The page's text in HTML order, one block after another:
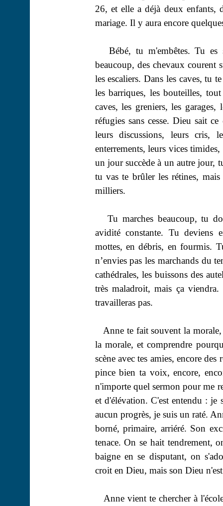
26, et ellea déjà deux enfants,
mariage. Il y aura encore
Bébé, tu m'embêtes. Tu
beaucoup, des chevaux courent
les escaliers. Dans les caves, tu
les barriques, les bouteilles,
caves, les greniers, les
réfugies sans cesse. Dieu sait
leurs discussions, leurs cris,
enterrements, leurs vices
un jour succède à un autre jour,
tu vas te brûler les rétines,
milliers.
Tu marches beaucoup, tu
avidité constante. Tu deviens
mottes, en débris, en fourmis.
n’envies pas les marchands du
cathédrales, les buissons des
très maladroit, mais ça
travailleras pas.
Anne te fait souvent la
la morale, et comprendre
scène avec tes amies, encore
pince bien ta voix, encore,
n'importe quel sermon pour me
et d'élévation. C'est entendu :
aucun progrès, je suis un raté.
borné, primaire, arriéré. Son
tenace. On se hait tendrement,
baigne en se disputant, on
croit en Dieu, mais son Dieu
Anne vient te chercher à